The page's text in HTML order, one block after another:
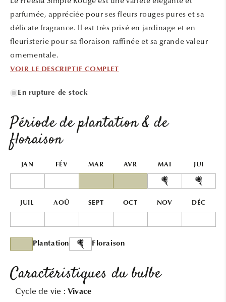
fenêtre
modale
parfumée, appréciée pour ses fleurs rouges pures et sa
délicate fragrance. Il est très prisé en jardinage et en
fleuristerie pour sa floraison raffinée et sa grande valeur
ornementale.
VOIR LE DESCRIPTIF COMPLET
En rupture de stock
Période de plantation & de
floraison
JAN FÉV MAR AVR MAI JUI
JUIL AOÛ SEPT OCT NOV DÉC
Plantation Floraison
Caractéristiques du bulbe
Cycle de vie : Vivace